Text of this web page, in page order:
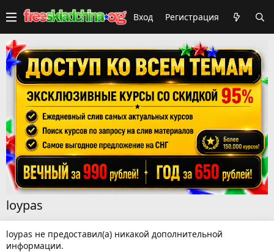
Вход Регистрация
loypas
loypas не предоставил(а) никакой дополнительной
информации.